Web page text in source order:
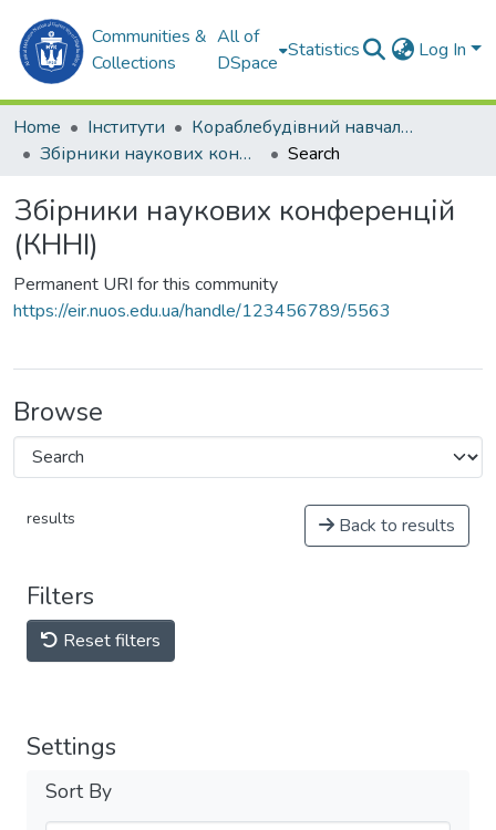
Communities &
Collections
All of
DSpace
Statistics Log In
Home Інститути
Кораблебудівний навчально-науковий інститут (КННІ)
Збірники наукових конференцій (КННІ)
Search
Збірники наукових конференцій
(КННІ)
Permanent URI for this community
https://eir.nuos.edu.ua/handle/123456789/5563
Browse
results Back to results
Filters
Reset filters
Settings
Sort By